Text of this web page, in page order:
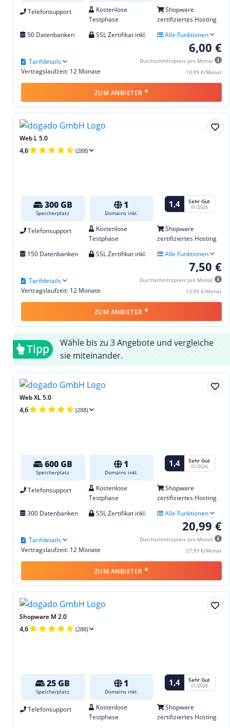
Telefonsupport
Kostenlose
Testphase
Shopware
zertifiziertes Hosting
50 Datenbanken
SSL Zertifikat inkl. Alle Funktionen
6,00 €
Durchschnittspreis pro Monat
10,99 €/Monat
Vertragslaufzeit: 12 Monate
Tarifdetails
ZUM ANBIETER *
Web L 5.0
4,6 (288)
300 GB
Speicherplatz
1
Domains inkl.
1,4 Sehr Gut
01/2026
Telefonsupport
Kostenlose
Testphase
Shopware
zertifiziertes Hosting
150 Datenbanken
SSL Zertifikat inkl. Alle Funktionen
7,50 €
Durchschnittspreis pro Monat
13,99 €/Monat
Vertragslaufzeit: 12 Monate
Tarifdetails
ZUM ANBIETER *
Tipp
Wähle bis zu 3 Angebote und vergleiche
sie miteinander.
Web XL 5.0
4,6 (288)
600 GB
Speicherplatz
1
Domains inkl.
1,4 Sehr Gut
01/2026
Telefonsupport
Kostenlose
Testphase
Shopware
zertifiziertes Hosting
300 Datenbanken
SSL Zertifikat inkl. Alle Funktionen
20,99 €
Durchschnittspreis pro Monat
27,99 €/Monat
Vertragslaufzeit: 12 Monate
Tarifdetails
ZUM ANBIETER *
Shopware M 2.0
4,6 (288)
25 GB
Speicherplatz
1
Domains inkl.
1,4 Sehr Gut
01/2026
Telefonsupport
Kostenlose
Testphase
Shopware
zertifiziertes Hosting